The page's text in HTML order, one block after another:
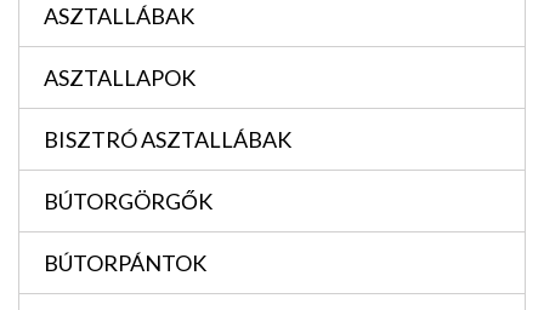
ASZTALLÁBAK
ASZTALLAPOK
BISZTRÓ ASZTALLÁBAK
BÚTORGÖRGŐK
BÚTORPÁNTOK